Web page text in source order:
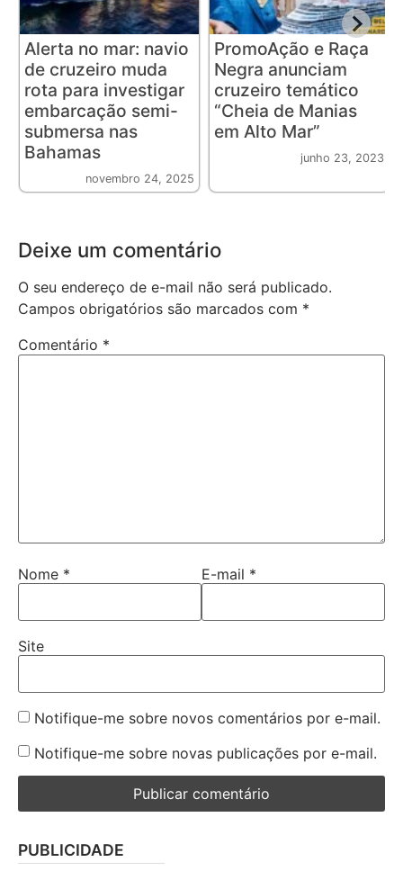
Alerta no mar: navio
de cruzeiro muda
rota para investigar
embarcação semi-
submersa nas
Bahamas
novembro 24, 2025
PromoAção e Raça
Negra anunciam
cruzeiro temático
“Cheia de Manias
em Alto Mar”
junho 23, 2023
Deixe um comentário
O seu endereço de e-mail não será publicado.
Campos obrigatórios são marcados com *
Comentário *
Nome * E-mail *
Site
Notifique-me sobre novos comentários por e-mail.
Notifique-me sobre novas publicações por e-mail.
PUBLICIDADE